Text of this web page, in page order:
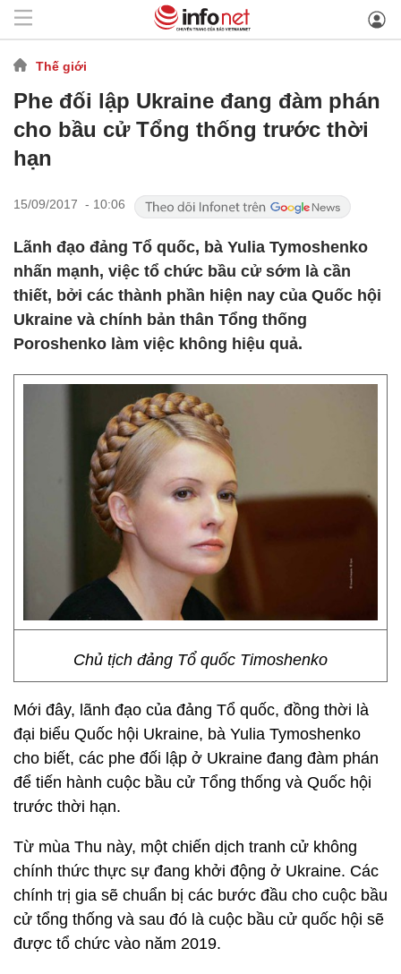
Thế giới
Phe đối lập Ukraine đang đàm phán
cho bầu cử Tổng thống trước thời
hạn
15/09/2017 - 10:06
Lãnh đạo đảng Tổ quốc, bà Yulia Tymoshenko
nhấn mạnh, việc tổ chức bầu cử sớm là cần
thiết, bởi các thành phần hiện nay của Quốc hội
Ukraine và chính bản thân Tổng thống
Poroshenko làm việc không hiệu quả.
Chủ tịch đảng Tổ quốc Timoshenko
Mới đây, lãnh đạo của đảng Tổ quốc, đồng thời là
đại biểu Quốc hội Ukraine, bà Yulia Tymoshenko
cho biết, các phe đối lập ở Ukraine đang đàm phán
để tiến hành cuộc bầu cử Tổng thống và Quốc hội
trước thời hạn.
Từ mùa Thu này, một chiến dịch tranh cử không
chính thức thực sự đang khởi động ở Ukraine. Các
chính trị gia sẽ chuẩn bị các bước đầu cho cuộc bầu
cử tổng thống và sau đó là cuộc bầu cử quốc hội sẽ
được tổ chức vào năm 2019.